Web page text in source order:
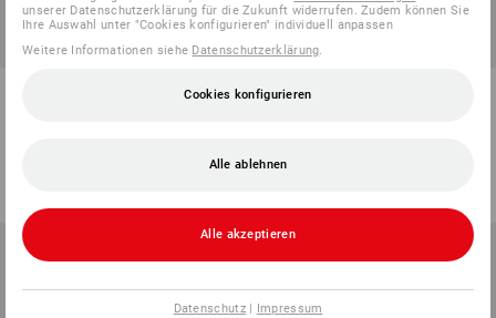
tesa-Krepp-Lackierband 4329
ab
unserer Datenschutzerklärung für die Zukunft widerrufen. Zudem können Sie
Ihre Auswahl unter "Cookies konfigurieren" individuell anpassen
Weitere Informationen siehe Datenschutzerklärung.
Cookies konfigurieren
Alle ablehnen
Alle akzeptieren
Datenschutz| Impressum